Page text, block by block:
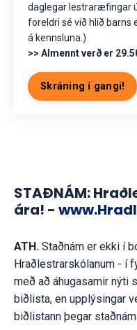
daglegar lestraræfingar
foreldri sé við hlið barns
á kennsluna.)
>> Almennt verð er
Skráning í gangi!
STAÐNÁM:
ára! -
ATH. Staðnám er ekki í
Hraðlestrarskólanum - í
með að áhugasamir nýti
biðlista, en upplýsingar
biðlistann þegar